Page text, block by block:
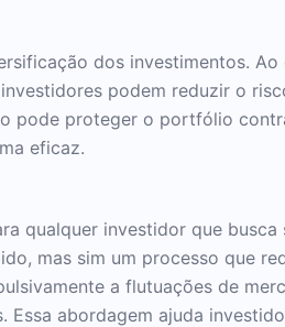
dos investimentos.
podem reduzir o
pode proteger o portfólio
eficaz.
qualquer investidor que
mas sim um processo que
a flutuações de
abordagem ajuda